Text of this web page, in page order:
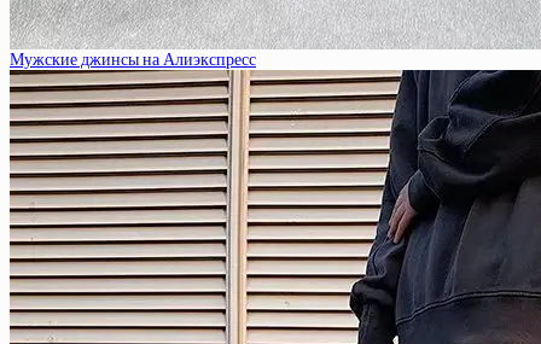
Мужские джинсы на Алиэкспресс